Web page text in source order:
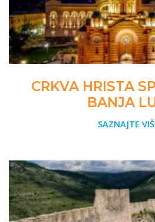
CRKVA HRISTA
BANJA
SAZNAJTE